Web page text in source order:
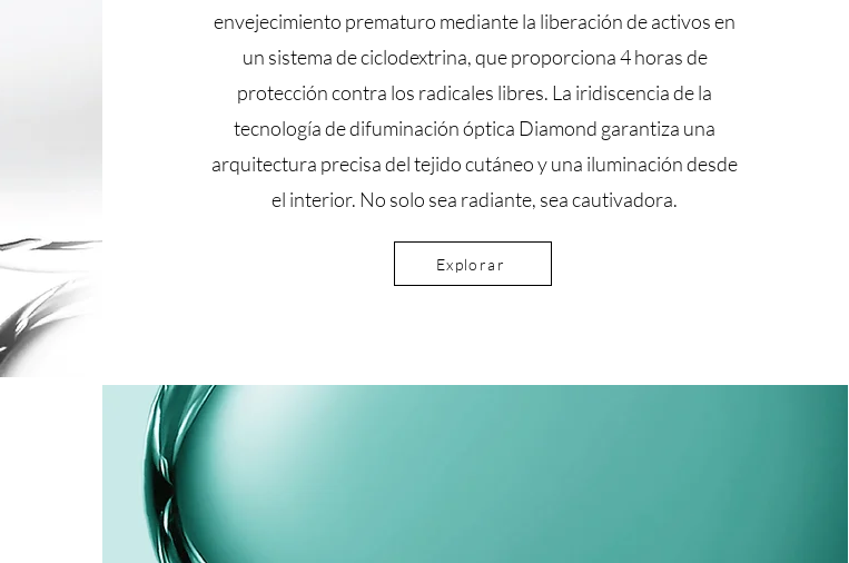
envejecimiento prematuro mediante la liberación de activos en
un sistema de ciclodextrina, que proporciona 4 horas de
protección contra los radicales libres. La iridiscencia de la
tecnología de difuminación óptica Diamond garantiza una
arquitectura precisa del tejido cutáneo y una iluminación desde
el interior. No solo sea radiante, sea cautivadora.
Explorar